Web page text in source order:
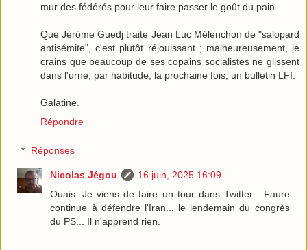
mur des fédérés pour leur faire passer le goût du pain..
Que Jérôme Guedj traite Jean Luc Mélenchon de "salopard
antisémite", c'est plutôt réjouissant ; malheureusement, je
crains que beaucoup de ses copains socialistes ne glissent
dans l'urne, par habitude, la prochaine fois, un bulletin LFI.
Galatine.
Répondre
Réponses
Nicolas Jégou
16 juin, 2025 16:09
Ouais. Je viens de faire un tour dans Twitter : Faure
continue à défendre l'Iran... le lendemain du congrès
du PS... Il n'apprend rien.